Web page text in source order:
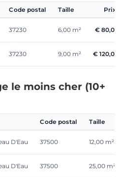
Code postal Taille
37230 6,00 m² € 80,00
37230 9,00 m² € 120,00
le moins cher (10+
Code postal Taille
D'Eau 37500 12,00 m²
D'Eau 37500 25,00 m²